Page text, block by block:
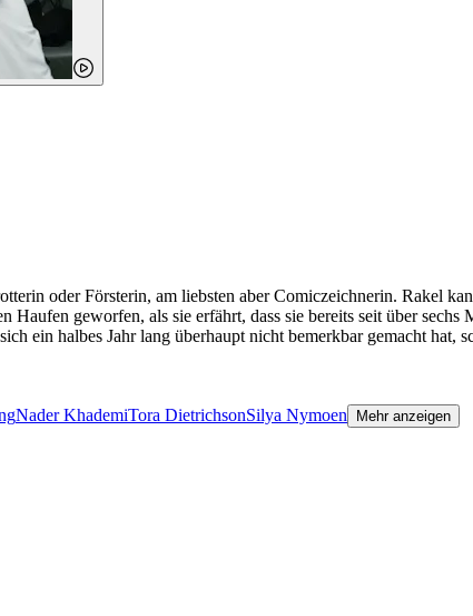
oder Försterin, am liebsten aber Comiczeichnerin. Rakel
Haufen geworfen, als sie erfährt, dass sie bereits seit über
ein halbes Jahr lang überhaupt nicht bemerkbar gemacht
Nader KhademiTora DietrichsonSilya Nymoen Mehr anzeigen